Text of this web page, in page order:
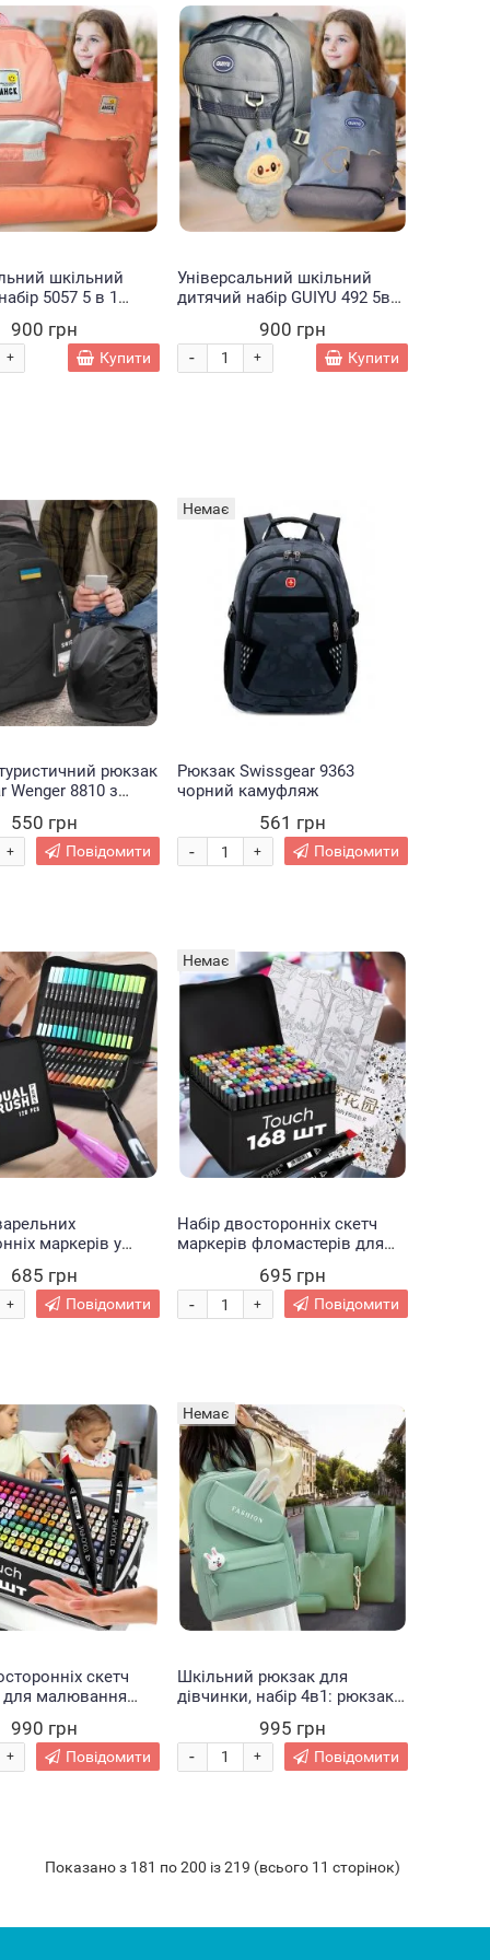
шкільний
5057 5 в 1
для дрібниць та
900 грн
+ Купити
Універсальний шкільний
дитячий набір GUIYU 492 5в1
900 грн
+
- Купити
рюкзак
Wenger 8810 з
550 грн
+ Повідомити
Немає
Рюкзак Swissgear 9363
чорний камуфляж
561 грн
+
- Повідомити
маркерів у
685 грн
+ Повідомити
Немає
Набір двосторонніх скетч
маркерів фломастерів для
в сумці-чохлі + антистрес
альбом-розмальовка 50
аркушів
695 грн
+
- Повідомити
скетч
для малювання
990 грн
+ Повідомити
Немає
Шкільний рюкзак для
дівчинки, набір 4в1: рюкзак,
995 грн
+
- Повідомити
Показано з 181 по 200 із 219 (всього 11 сторінок)